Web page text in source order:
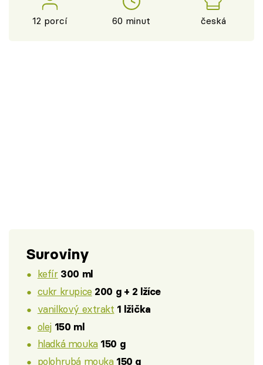
12 porcí 60 minut česká
Suroviny
kefír 300 ml
cukr krupice 200 g + 2 lžíce
vanilkový extrakt 1 lžička
olej 150 ml
hladká mouka 150 g
polohrubá mouka 150 g